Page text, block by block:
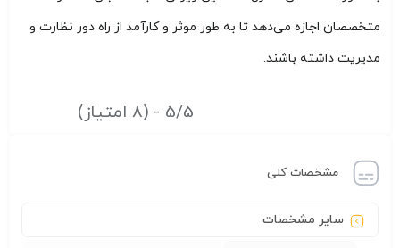
متخصصان اجازه می‌دهد تا به طور موثر و کارآمد از راه دور نظارت و
مدیریت داشته باشند.
5/5 - (8 امتیاز)
مشخصات کلی
سایر مشخصات